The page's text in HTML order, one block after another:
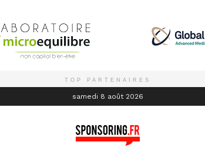
TOP PARTENAIRES
samedi 8 août 2026